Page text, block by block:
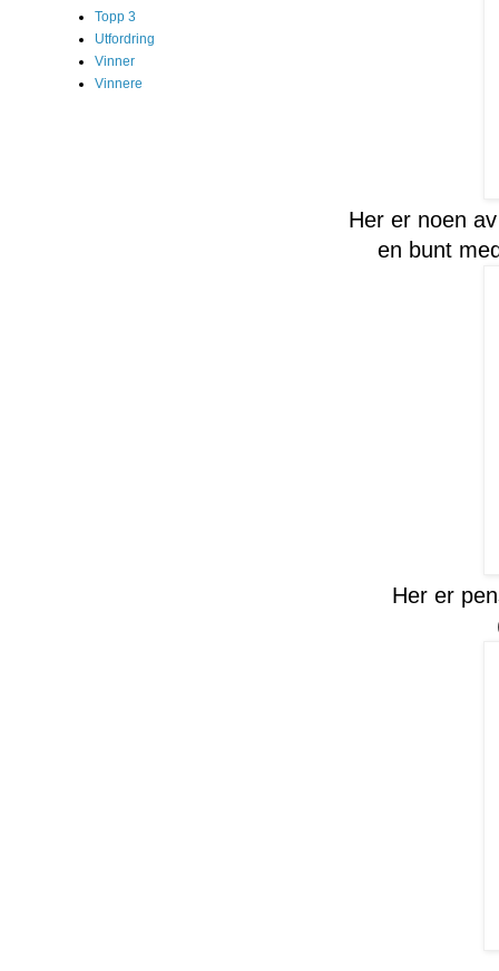
Her er noen
en bunt
Her er
Topp 3
Utfordring
Vinner
Vinnere